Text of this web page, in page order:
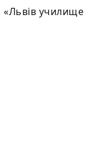
«Львів училище